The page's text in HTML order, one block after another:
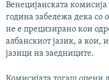
Венецијанската
година забележа дека со
не е прецизирано кои
албанскиот јазик, а кои,
јазици на заедниците.